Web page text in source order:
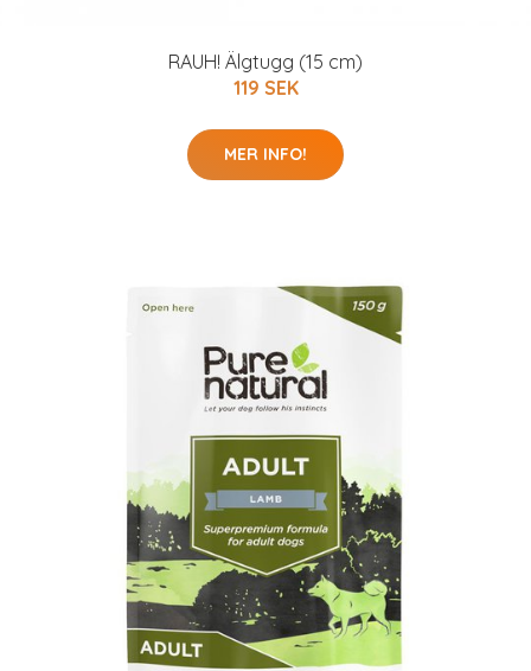
RAUH! Älgtugg (15 cm)
119 SEK
MER INFO!